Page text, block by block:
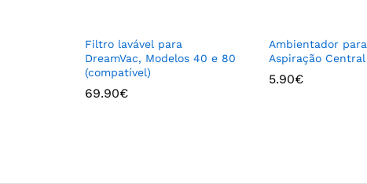
Filtro lavável para
DreamVac, Modelos 40 e 80
(compatível)
69.90€
Ambientador para
Aspiração Central
5.90€